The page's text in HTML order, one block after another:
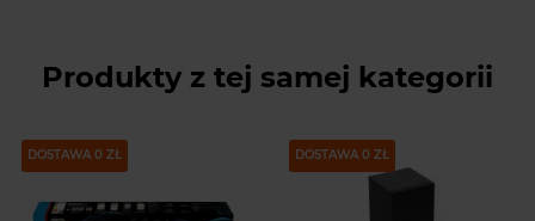
Produkty z tej samej kategorii
DOSTAWA 0 ZŁ DOSTAWA 0 ZŁ